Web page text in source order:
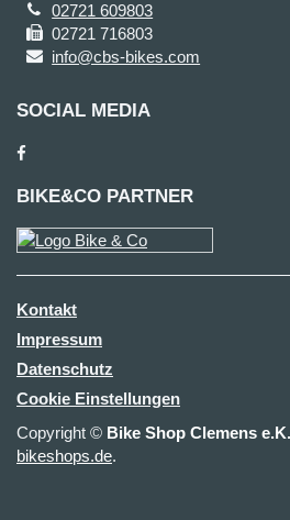
02721 609803
02721 716803
info@cbs-bikes.com
SOCIAL MEDIA
BIKE&CO PARTNER
Kontakt
Impressum
Datenschutz
Cookie Einstellungen
Copyright © Bike Shop Clemens e.K.
bikeshops.de.